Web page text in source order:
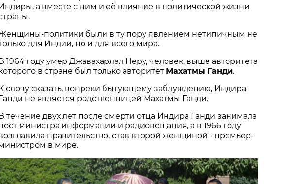
а вместе с ним и её влияние в политической жизни
политики были в ту пору явлением нетипичным не
для Индии, но и для всего мира.
1964 году умер Джавахарлал Неру, человек, выше авторитета
в стране был только авторитет Махатмы Ганди.
слову сказать, вопреки бытующему заблуждению, Индира
не является родственницей Махатмы Ганди.
течение двух лет после смерти отца Индира Ганди занимала
министра информации и радиовещания, а в 1966 году
правительство, став второй женщиной - премьер-
в мире.